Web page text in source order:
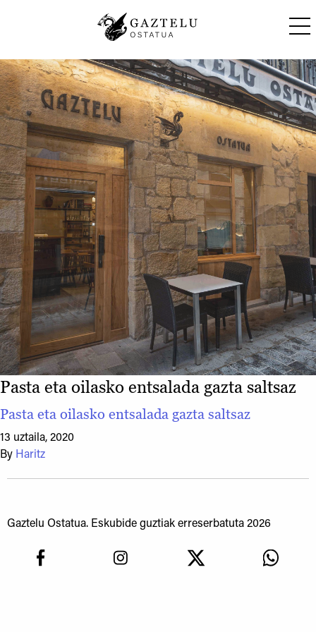
Pasta eta oilasko entsalada gazta saltsaz
Pasta eta oilasko entsalada gazta saltsaz
13 uztaila, 2020
By Haritz
Gaztelu Ostatua. Eskubide guztiak erreserbatuta 2026